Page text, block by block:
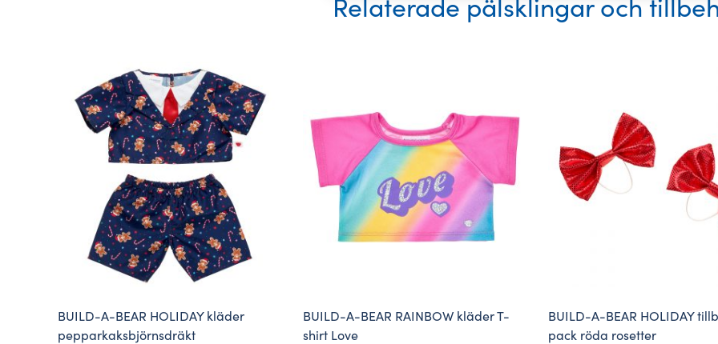
BUILD-A-BEAR HOLIDAY kläder
pepparkaksbjörnsdräkt
BUILD-A-BEAR RAINBOW kläder T-
shirt Love
BUILD-A-BEAR HOLIDAY
pack röda rosetter